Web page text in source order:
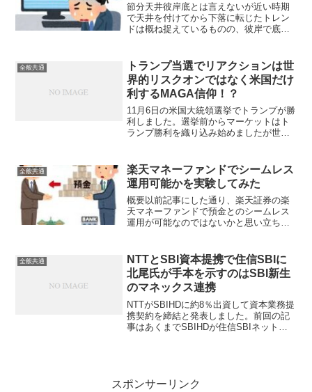
節分天井彼岸底とは言えないが近い時期
で天井を付けてから下落に転じたトレン
ドは概ね捉えているものの、彼岸で底を
の59,322ですが、2/12にも58,015を付け
てい...
全般共通
トランプ当選でリアクションは世
界的リスクオンではなく米国だけ
利するMAGA信仰！？
11月6日の米国大統領選挙でトランプが勝
利しました。選挙前からマーケットはト
ランプ勝利を織り込み始めましたが世論
リ見えるごとに日経平均は上値を追う展
開となりました。トラ...
全般共通
楽天マネーファンドでシームレス
運用可能かを実験してみた
概要以前記事にした通り、楽天証券の楽
天マネーファンドで預金とのシームレス
運用が可能なのではないかと思い立ち、
で、楽天マネーファンドに小額を入れて
みて、一定期間運用した...
全般共通
NTTとSBI資本提携で住信SBIに
北尾氏が手本を示すのはSBI新生
のマネックス連携
NTTがSBIHDに約8％出資して資本業務提
携契約を締結と発表しました。前回の記
事はあくまでSBIHDが住信SBIネット銀
スポンサーリンク